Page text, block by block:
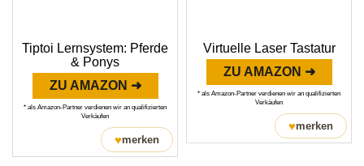
Tiptoi Lernsystem: Pferde
& Ponys
ZU AMAZON ➜
* als Amazon-Partner verdienen wir an qualifizierten
Verkäufen
♥merken
Virtuelle Laser Tastatur
ZU AMAZON ➜
* als Amazon-Partner verdienen wir an qualifizierten
Verkäufen
♥merken